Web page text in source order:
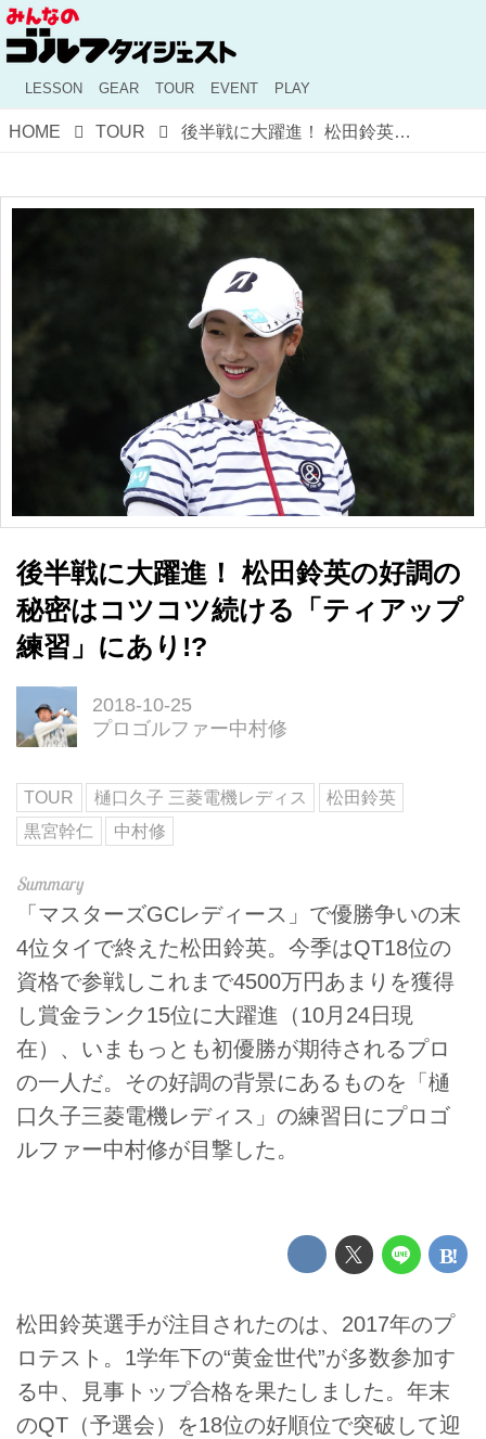
LESSON GEAR TOUR EVENT PLAY
HOME TOUR 後半戦に大躍進！ 松田鈴英の好調の秘密はコツコツ続ける「ティアップ練習」にあり!?
後半戦に大躍進！ 松田鈴英の好調の
秘密はコツコツ続ける「ティアップ
練習」にあり!?
2018-10-25
プロゴルファー中村修
TOUR 樋口久子 三菱電機レディス
松田鈴英
黒宮幹仁
中村修
「マスターズGCレディース」で優勝争いの末
4位タイで終えた松田鈴英。今季はQT18位の
資格で参戦しこれまで4500万円あまりを獲得
し賞金ランク15位に大躍進（10月24日現
在）、いまもっとも初優勝が期待されるプロ
の一人だ。その好調の背景にあるものを「樋
口久子三菱電機レディス」の練習日にプロゴ
ルファー中村修が目撃した。
松田鈴英選手が注目されたのは、2017年のプ
ロテスト。1学年下の“黄金世代”が多数参加す
る中、見事トップ合格を果たしました。年末
のQT（予選会）を18位の好順位で突破して迎